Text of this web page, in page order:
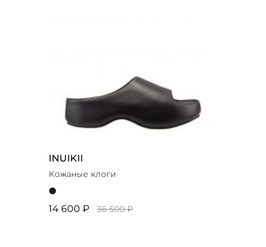
INUIKII
Кожаные клоги
14 600 ₽ 36 500 ₽